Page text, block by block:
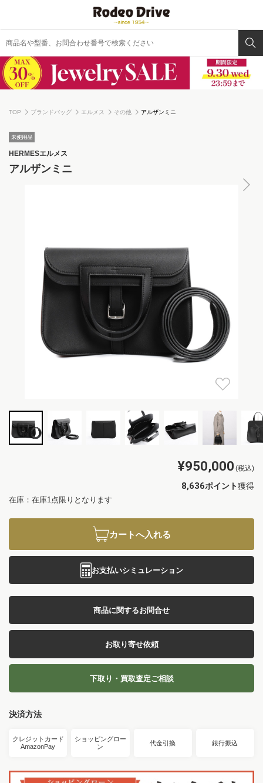
TOP ブランドバッグ エルメス その他 アルザンミニ
HERMESエルメス
アルザンミニ
¥950,000 (税込)
8,636ポイント獲得
在庫：在庫1点限りとなります
カートへ入れる
お支払いシミュレーション
商品に関するお問合せ
お取り寄せ依頼
下取り・買取査定ご相談
決済方法
クレジットカード
AmazonPay
ショッピングロー
ン
代金引換 銀行振込